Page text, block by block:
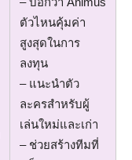
ตัวไหนคุ้มค่า
สูงสุดในการ
ลงทุน
– แนะนำตัว
ละครสำหรับผู้
เล่นใหม่และเก่า
– ช่วยสร้างทีมที่